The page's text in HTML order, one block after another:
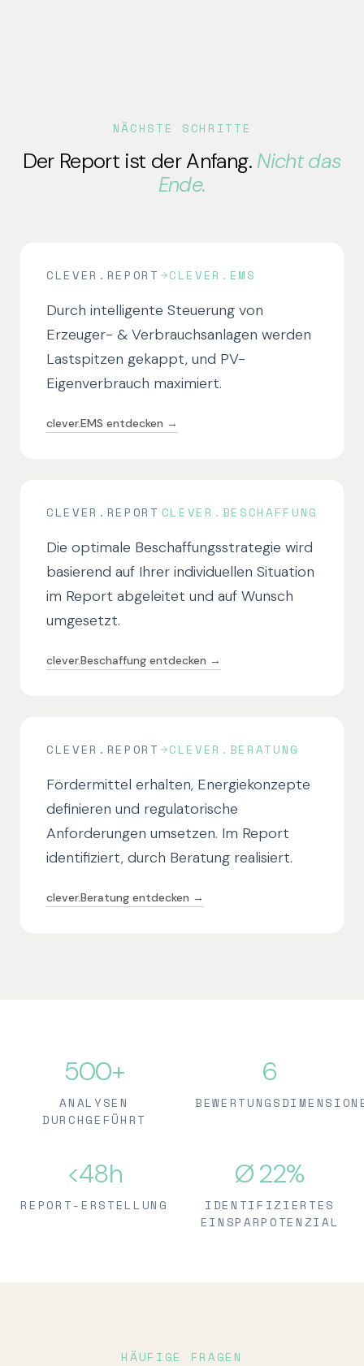
NÄCHSTE SCHRITTE
Der Report ist der Anfang. Nicht das
Ende.
CLEVER.REPORT CLEVER.EMS
Durch intelligente Steuerung von
Erzeuger- & Verbrauchsanlagen werden
Lastspitzen gekappt, und PV-
Eigenverbrauch maximiert.
clever.EMS entdecken →
CLEVER.REPORT CLEVER.BESCHAFFUNG
Die optimale Beschaffungsstrategie wird
basierend auf Ihrer individuellen Situation
im Report abgeleitet und auf Wunsch
umgesetzt.
clever.Beschaffung entdecken →
CLEVER.REPORT CLEVER.BERATUNG
Fördermittel erhalten, Energiekonzepte
definieren und regulatorische
Anforderungen umsetzen. Im Report
identifiziert, durch Beratung realisiert.
clever.Beratung entdecken →
500+
ANALYSEN
DURCHGEFÜHRT
6
<48h
REPORT-ERSTELLUNG
Ø 22%
IDENTIFIZIERTES
EINSPARPOTENZIAL
HÄUFIGE FRAGEN